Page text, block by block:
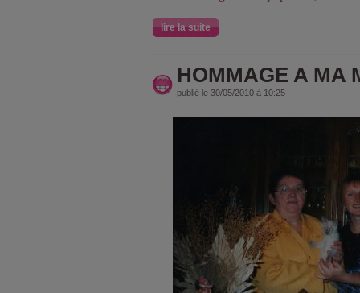
lire la suite
HOMMAGE A MA
publié le 30/05/2010 à 10:25